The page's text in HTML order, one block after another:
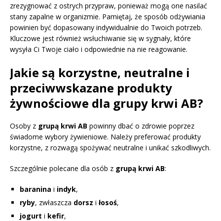
zrezygnować z ostrych przypraw, ponieważ mogą one nasilać
stany zapalne w organizmie. Pamiętaj, że sposób odżywiania
powinien być dopasowany indywidualnie do Twoich potrzeb.
Kluczowe jest również wsłuchiwanie się w sygnały, które
wysyła Ci Twoje ciało i odpowiednie na nie reagowanie.
Jakie są korzystne, neutralne i
przeciwwskazane produkty
żywnościowe dla grupy krwi AB?
Osoby z grupą krwi AB powinny dbać o zdrowie poprzez
świadome wybory żywieniowe. Należy preferować produkty
korzystne, z rozwagą spożywać neutralne i unikać szkodliwych.
Szczególnie polecane dla osób z grupą krwi AB:
baranina i indyk,
ryby, zwłaszcza dorsz i łosoś,
jogurt i kefir,